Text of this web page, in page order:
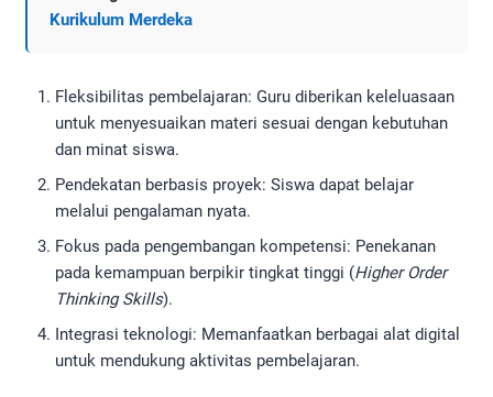
Kurikulum Merdeka
Fleksibilitas pembelajaran: Guru diberikan keleluasaan
untuk menyesuaikan materi sesuai dengan kebutuhan
dan minat siswa.
Pendekatan berbasis proyek: Siswa dapat belajar
melalui pengalaman nyata.
Fokus pada pengembangan kompetensi: Penekanan
pada kemampuan berpikir tingkat tinggi (Higher Order
Thinking Skills).
Integrasi teknologi: Memanfaatkan berbagai alat digital
untuk mendukung aktivitas pembelajaran.